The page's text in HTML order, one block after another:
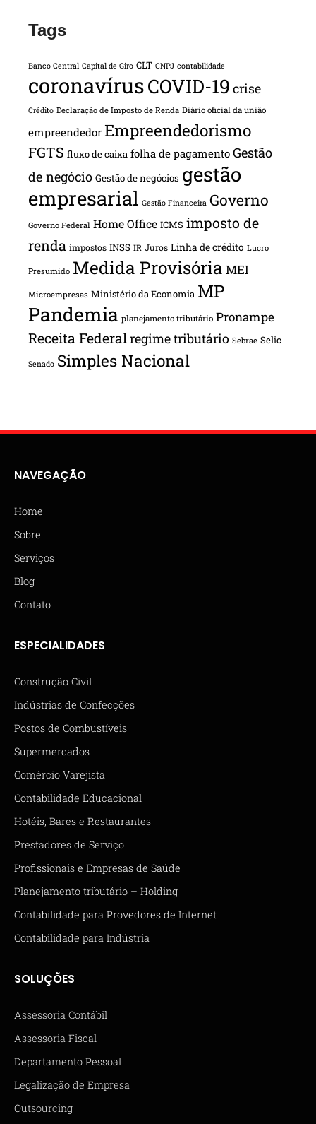
Tags
Banco Central Capital de Giro CLT CNPJ contabilidade
coronavírusCOVID-19 crise
Crédito Declaração de Imposto de Renda Diário oficial da união
empreendedor Empreendedorismo
FGTS fluxo de caixa folha de pagamento Gestão
de negócio Gestão de negócios gestão
empresarial Gestão Financeira Governo
Governo Federal Home Office ICMS imposto de
renda impostos INSS IR Juros Linha de crédito Lucro
Presumido Medida Provisória MEI
Microempresas Ministério da Economia MP
Pandemia planejamento tributário Pronampe
Receita Federalregime tributário Sebrae Selic
Senado Simples Nacional
NAVEGAÇÃO
Home
Sobre
Serviços
Blog
Contato
ESPECIALIDADES
Construção Civil
Indústrias de Confecções
Postos de Combustíveis
Supermercados
Comércio Varejista
Contabilidade Educacional
Hotéis, Bares e Restaurantes
Prestadores de Serviço
Profissionais e Empresas de Saúde
Planejamento tributário – Holding
Contabilidade para Provedores de Internet
Contabilidade para Indústria
SOLUÇÕES
Assessoria Contábil
Assessoria Fiscal
Departamento Pessoal
Legalização de Empresa
Outsourcing